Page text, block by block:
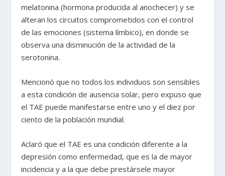
melatonina (hormona producida al anochecer) y se
alteran los circuitos comprometidos con el control
de las emociones (sistema límbico), en donde se
observa una disminución de la actividad de la
serotonina.
Mencionó que no todos los individuos son sensibles
a esta condición de ausencia solar, pero expuso que
el TAE puede manifestarse entre uno y el diez por
ciento de la población mundial.
Aclaró que el TAE es una condición diferente a la
depresión como enfermedad, que es la de mayor
incidencia y a la que debe prestársele mayor